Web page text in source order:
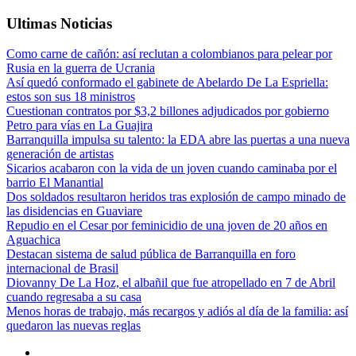
Ultimas Noticias
Como carne de cañón: así reclutan a colombianos para pelear por
Rusia en la guerra de Ucrania
Así quedó conformado el gabinete de Abelardo De La Espriella:
estos son sus 18 ministros
Cuestionan contratos por $3,2 billones adjudicados por gobierno
Petro para vías en La Guajira
Barranquilla impulsa su talento: la EDA abre las puertas a una nueva
generación de artistas
Sicarios acabaron con la vida de un joven cuando caminaba por el
barrio El Manantial
Dos soldados resultaron heridos tras explosión de campo minado de
las disidencias en Guaviare
Repudio en el Cesar por feminicidio de una joven de 20 años en
Aguachica
Destacan sistema de salud pública de Barranquilla en foro
internacional de Brasil
Diovanny De La Hoz, el albañil que fue atropellado en 7 de Abril
cuando regresaba a su casa
Menos horas de trabajo, más recargos y adiós al día de la familia: así
quedaron las nuevas reglas